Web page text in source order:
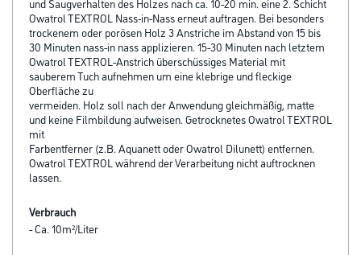
Owatrol TEXTROL Nass-in-Nass erneut auftragen. Bei besonders
trockenem oder porösen Holz 3 Anstriche im Abstand von 15 bis
30 Minuten nass-in nass applizieren. 15-30 Minuten nach letztem
Owatrol TEXTROL-Anstrich überschüssiges Material mit
sauberem Tuch aufnehmen um eine klebrige und fleckige
Oberfläche zu
vermeiden. Holz soll nach der Anwendung gleichmäßig, matte
und keine Filmbildung aufweisen. Getrocknetes Owatrol TEXTROL
mit
Farbentferner (z.B. Aquanett oder Owatrol Dilunett) entfernen.
Owatrol TEXTROL während der Verarbeitung nicht auftrocknen
lassen.
Verbrauch
- Ca. 10m²/Liter